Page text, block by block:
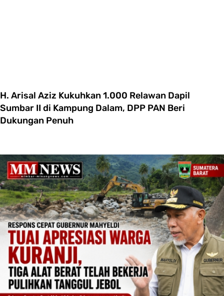
H. Arisal Aziz Kukuhkan 1.000 Relawan Dapil
Sumbar II di Kampung Dalam, DPP PAN Beri
Dukungan Penuh